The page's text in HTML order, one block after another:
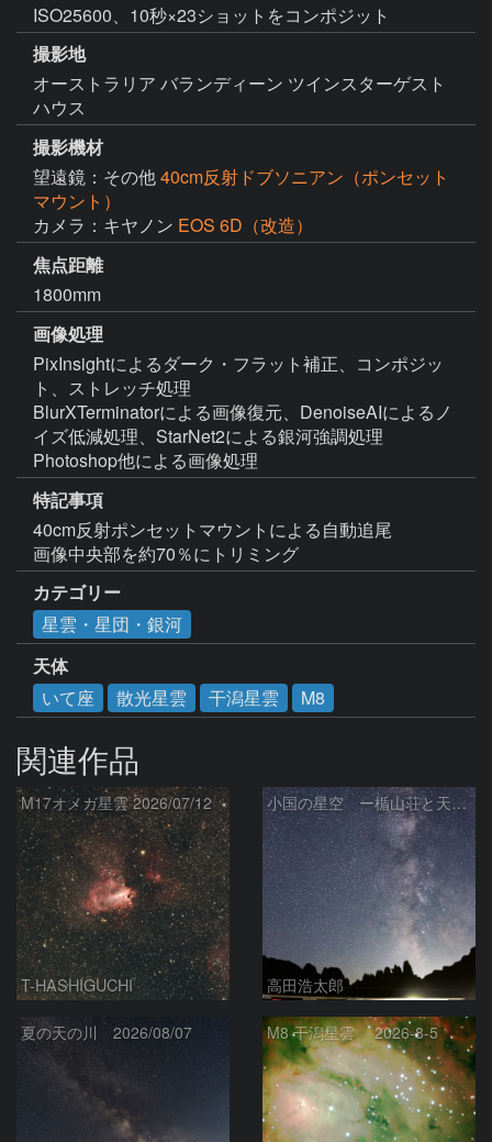
ISO25600、10秒×23ショットをコンポジット
撮影地
オーストラリア バランディーン ツインスターゲスト
ハウス
撮影機材
望遠鏡：その他40cm反射ドブソニアン（ポンセット
マウント）
カメラ：キヤノン EOS 6D（改造）
焦点距離
1800mm
画像処理
PixInsightによるダーク・フラット補正、コンポジッ
ト、ストレッチ処理
BlurXTerminatorによる画像復元、DenoiseAIによるノ
イズ低減処理、StarNet2による銀河強調処理
Photoshop他による画像処理
特記事項
40cm反射ポンセットマウントによる自動追尾
画像中央部を約70％にトリミング
カテゴリー
星雲・星団・銀河
天体
いて座
散光星雲 干潟星雲 M8
関連作品
M17オメガ星雲 2026/07/12
T-HASHIGUCHI
小国の星空 ー楯山荘と天の川ー
高田浩太郎
夏の天の川 2026/08/07 M8 干潟星雲 2026-8-5